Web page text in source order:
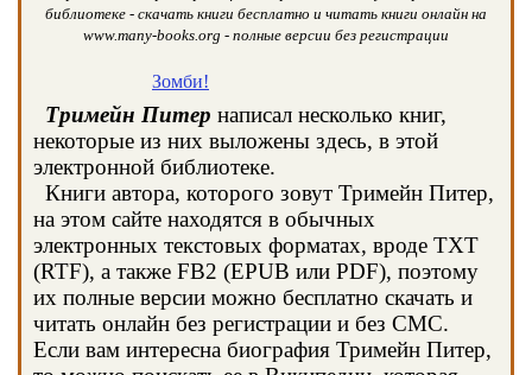
библиотеке - скачать книги бесплатно и читать книги онлайн на
www.many-books.org - полные версии без регистрации
Зомби!
Тримейн Питер написал несколько книг,
некоторые из них выложены здесь, в этой
электронной библиотеке.
Книги автора, которого зовут Тримейн Питер,
на этом сайте находятся в обычных
электронных текстовых форматах, вроде TXT
(RTF), а также FB2 (EPUB или PDF), поэтому
их полные версии можно бесплатно скачать и
читать онлайн без регистрации и без СМС.
Если вам интересна биография Тримейн Питер,